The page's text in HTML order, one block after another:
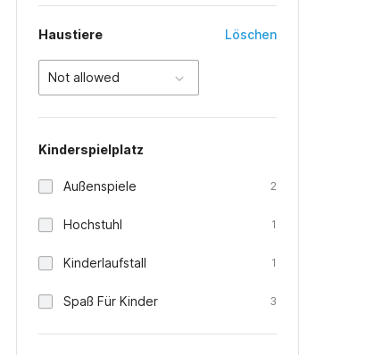
Haustiere Löschen
Not allowed
Kinderspielplatz
Außenspiele 2
Hochstuhl 1
Kinderlaufstall 1
Spaß Für Kinder 3